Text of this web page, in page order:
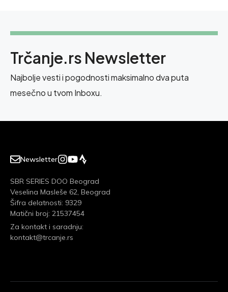
Trčanje.rs Newsletter
Najbolje vesti i pogodnosti maksimalno dva puta
mesečno u tvom Inboxu.
Newsletter
SBR SERIES DOO Beograd
Veselina Masleše 62, Beograd
Šifra delatnosti: 9329
Matični broj: 21537454
Za kontakt i saradnju:
kontakt@trcanje.rs